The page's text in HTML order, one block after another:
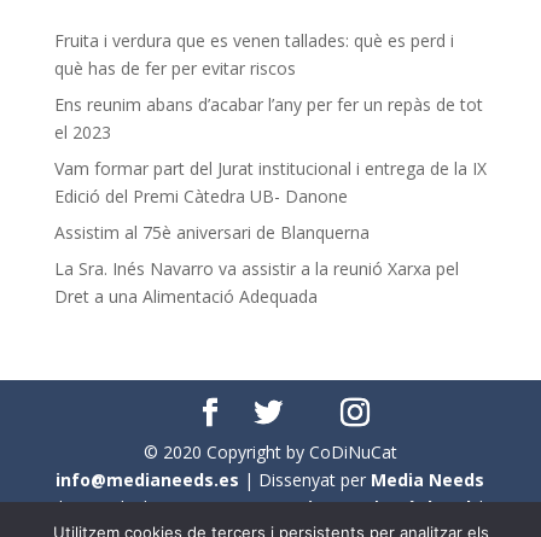
Fruita i verdura que es venen tallades: què es perd i
què has de fer per evitar riscos
Ens reunim abans d’acabar l’any per fer un repàs de tot
el 2023
Vam formar part del Jurat institucional i entrega de la IX
Edició del Premi Càtedra UB- Danone
Assistim al 75è aniversari de Blanquerna
La Sra. Inés Navarro va assistir a la reunió Xarxa pel
Dret a una Alimentació Adequada
© 2020 Copyright by CoDiNuCat
info@medianeeds.es | Dissenyat per Media Needs
| Tots els drets reservats aCoDiNuCat |Avís legal|
Utilitzem cookies de tercers i persistents per analitzar els